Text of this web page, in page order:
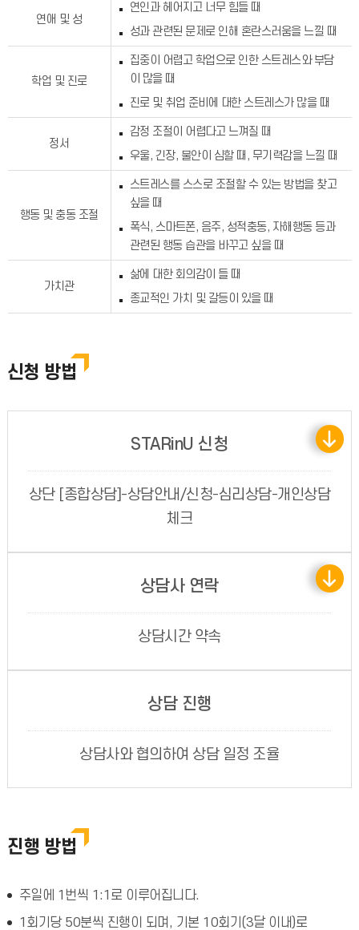
연애 및 성
연인과 헤어지고 너무 힘들 때
성과 관련된 문제로 인해 혼란스러움을 느낄 때
학업 및 진로
집중이 어렵고 학업으로 인한 스트레스와 부담
이 많을 때
진로 및 취업 준비에 대한 스트레스가 많을 때
정서
감정 조절이 어렵다고 느껴질 때
우울, 긴장, 불안이 심할 때, 무기력감을 느낄 때
행동 및 충동 조절
스트레스를 스스로 조절할 수 있는 방법을 찾고
싶을 때
폭식, 스마트폰, 음주, 성적충동, 자해행동 등과
관련된 행동 습관을 바꾸고 싶을 때
가치관
삶에 대한 회의감이 들 때
종교적인 가치 및 갈등이 있을 때
신청 방법
STARinU 신청
상단 [종합상담]-상담안내/신청-심리상담-개인상담
체크
상담사 연락
상담시간 약속
상담 진행
상담사와 협의하여 상담 일정 조율
진행 방법
주일에 1번씩 1:1로 이루어집니다.
1회기당 50분씩 진행이 되며, 기본 10회기(3달 이내)로